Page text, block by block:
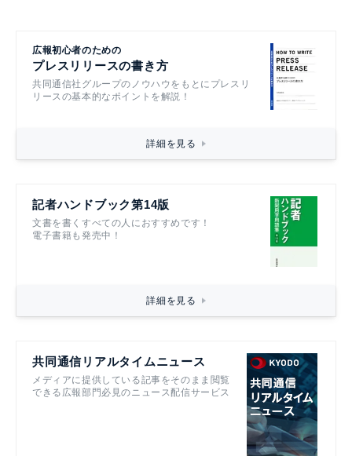
広報初心者のための
プレスリリースの書き方
共同通信社グループのノウハウをもとにプレスリ
リースの基本的なポイントを解説！
詳細を見る
記者ハンドブック第14版
文書を書くすべての人におすすめです！
電子書籍も発売中！
詳細を見る
共同通信リアルタイムニュース
メディアに提供している記事をそのまま閲覧
できる広報部門必見のニュース配信サービス